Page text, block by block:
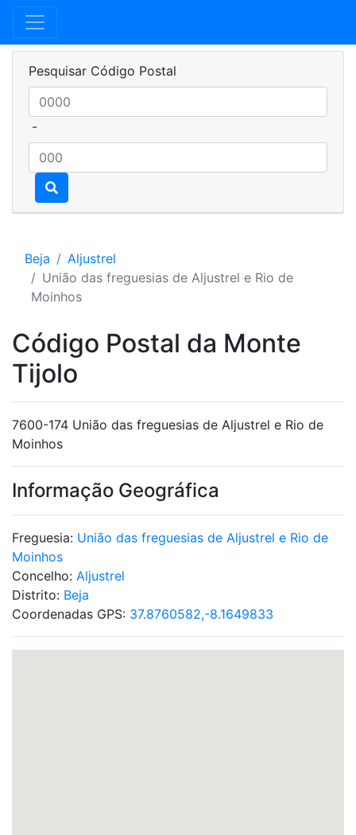
Pesquisar Código Postal
-
Beja
Aljustrel
União das freguesias de Aljustrel e Rio de
Moinhos
Código Postal da Monte
Tijolo
7600-174 União das freguesias de Aljustrel e Rio de
Moinhos
Informação Geográfica
Freguesia: União das freguesias de Aljustrel e Rio de
Moinhos
Concelho: Aljustrel
Distrito: Beja
Coordenadas GPS: 37.8760582,-8.1649833